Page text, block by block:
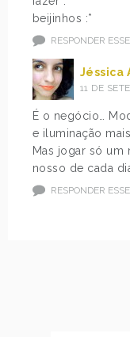
beijinhos :*
RESPONDER
Jéssica
11 DE
É o negócio…
e iluminação
Mas jogar só
nosso de cada
RESPONDER